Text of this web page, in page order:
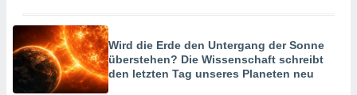
Wird die Erde den Untergang der Sonne
überstehen? Die Wissenschaft schreibt
den letzten Tag unseres Planeten neu